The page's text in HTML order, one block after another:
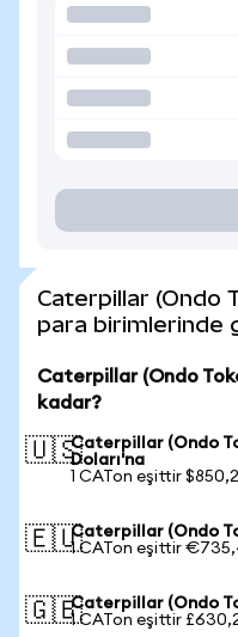
Caterpillar (Ondo
para birimlerinde
Caterpillar (Ondo
kadar?
🇺🇸Caterpillar (Ondo
Doları'na
1 CATon eşittir
🇪🇺Caterpillar (Ondo
1 CATon eşittir
🇬🇧Caterpillar (Ondo
1 CATon eşittir